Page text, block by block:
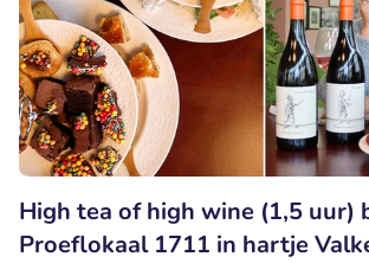
High tea of high wine (1,5 uur)
Proeflokaal 1711 in hartje